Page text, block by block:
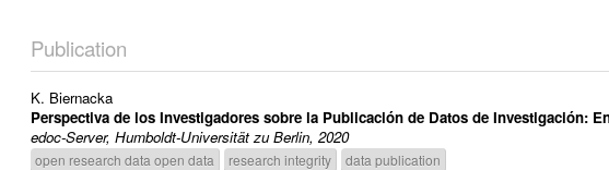
Publication
K. Biernacka
Perspectiva de los Investigadores sobre la Publicación de Datos de Investigación:
edoc-Server, Humboldt-Universität zu Berlin, 2020
open research data open data research integrity data publication